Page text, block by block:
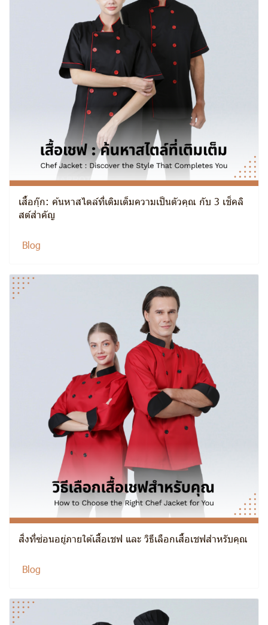
เสื้อกุ๊ก: ค้นหาสไตล์ที่เติมเต็มความเป็นตัวคุณ กับ 3 เช็คลิ
สต์สำคัญ
Blog
สิ่งที่ซ่อนอยู่ภายใต้เสื้อเชฟ และ วิธีเลือกเสื้อเชฟสำหรับคุณ
Blog